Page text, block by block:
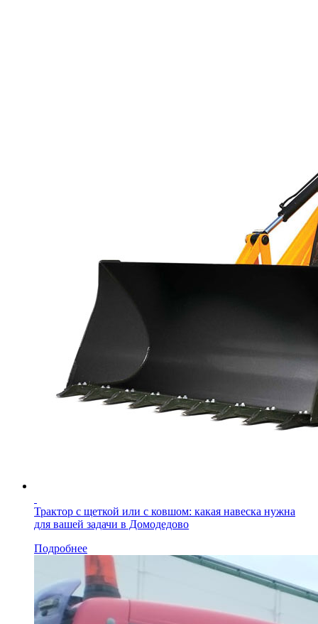
Трактор с щеткой или с ковшом: какая навеска нужна
для вашей задачи в Домодедово
Подробнее